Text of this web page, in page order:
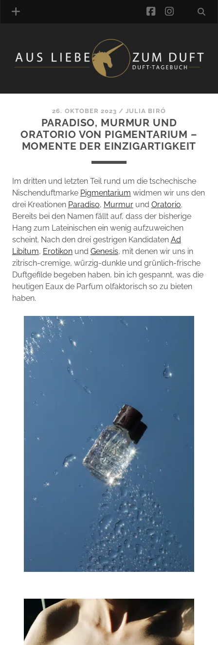
MANUFAKTUREN
DUFTNOTEN
KOMMENTARE
KATEGORIEN
ARTIKEL-ARCHIV
ONLINE-SHOP
DAS ALZD-TEAM
facebook
26. OKTOBER 2023 /JULIA BIRÓ
PARADISO, MURMUR UND
ORATORIO VON PIGMENTARIUM –
MOMENTE DER EINZIGARTIGKEIT
Im dritten und letzten Teil rund um die tschechische
Nischenduftmarke Pigmentarium widmen wir uns den
drei Kreationen Paradiso, Murmurund Oratorio.
Bereits bei den Namen fällt auf, dass der bisherige
Hang zum Lateinischen ein wenig aufzuweichen
scheint. Nach den drei gestrigen Kandidaten Ad
Libitum, Erotikonund Genesis, mit denen wir uns in
zitrisch-cremige, würzig-dunkle und grünlich-frische
Duftgefilde begeben haben, bin ich gespannt, was die
heutigen Eaux de Parfum olfaktorisch so zu bieten
haben.